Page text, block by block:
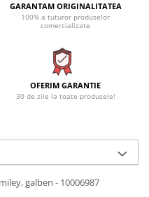
GARANTAM ORIGINALITATEA
100% a tuturor produselor
comercializate
OFERIM GARANTIE
30 de zile la toate produsele!
galben - 10006987